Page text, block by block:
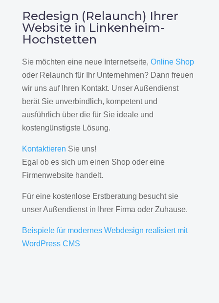
Redesign (Relaunch) Ihrer
Website in Linkenheim-
Hochstetten
Sie möchten eine neue Internetseite, Online Shop
oder Relaunch für Ihr Unternehmen? Dann freuen
wir uns auf Ihren Kontakt. Unser Außendienst
berät Sie unverbindlich, kompetent und
ausführlich über die für Sie ideale und
kostengünstigste Lösung.
Kontaktieren Sie uns!
Egal ob es sich um einen Shop oder eine
Firmenwebsite handelt.
Für eine kostenlose Erstberatung besucht sie
unser Außendienst in Ihrer Firma oder Zuhause.
Beispiele für modernes Webdesign realisiert mit
WordPress CMS